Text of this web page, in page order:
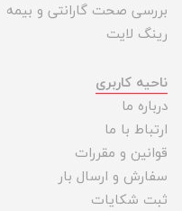
بررسی صحت گارانتی و بیمه
رینگ لایت
ناحیه کاربری
درباره ما
ارتباط با ما
قوانین و مقررات
سفارش و ارسال بار
ثبت شکایات